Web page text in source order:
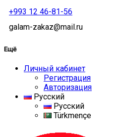
+993 12 46-81-56
galam-zakaz@mail.ru
Ещё
Личный кабинет
Регистрация
Авторизация
Русский
Русский
Türkmençe